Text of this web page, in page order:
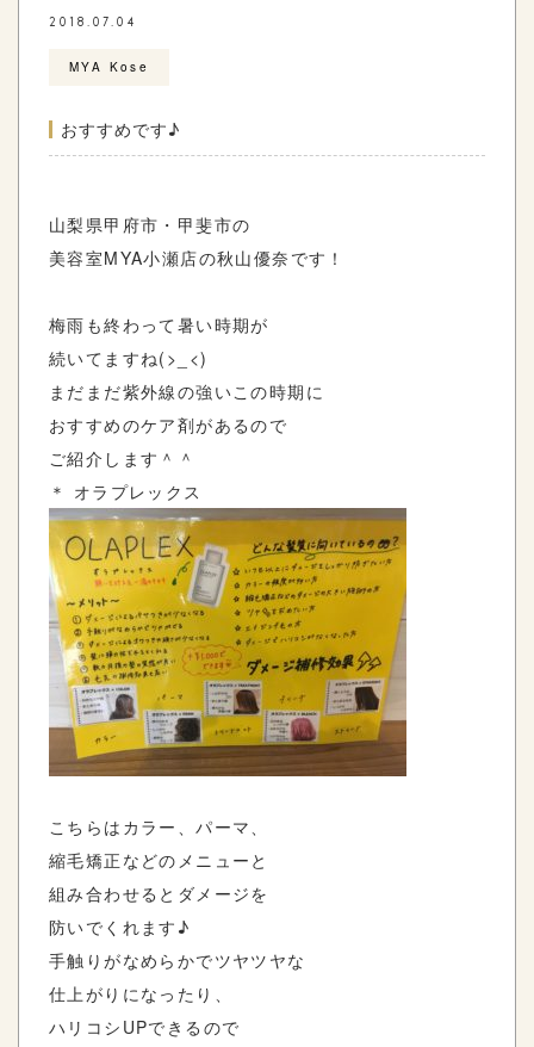
2018.07.04
MYA Kose
おすすめです♪
山梨県甲府市・甲斐市の
美容室MYA小瀬店の秋山優奈です！
梅雨も終わって暑い時期が
続いてますね(>_<)
まだまだ紫外線の強いこの時期に
おすすめのケア剤があるので
ご紹介します＾＾
＊ オラプレックス
こちらはカラー、パーマ、
縮毛矯正などのメニューと
組み合わせるとダメージを
防いでくれます♪
手触りがなめらかでツヤツヤな
仕上がりになったり、
ハリコシUPできるので